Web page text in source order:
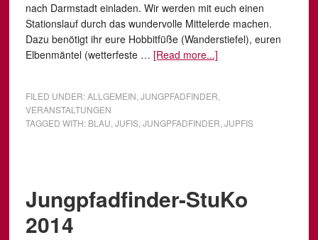
nach Darmstadt einladen. Wir werden mit euch einen
Stationslauf durch das wundervolle Mittelerde machen.
Dazu benötigt ihr eure Hobbitfüße (Wanderstiefel), euren
Elbenmäntel (wetterfeste … [Read more...]
FILED UNDER:ALLGEMEIN JUNGPFADFINDER
VERANSTALTUNGEN
TAGGED WITH: BLAU JUFIS, JUNGPFADFINDER JUPFIS
Jungpfadfinder-StuKo
2014